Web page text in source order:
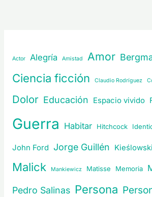
Actor Alegría Amistad Amor
Ciencia ficción Claudio Rodríguez
Dolor Educación Espacio vivido
Guerra Habitar Hitchcock
John Ford Jorge Guillén Kieślowski
Malick Mankiewicz Matisse Memoria
Pedro Salinas Persona